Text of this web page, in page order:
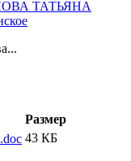
ТАТЬЯНА
Размер
43 КБ